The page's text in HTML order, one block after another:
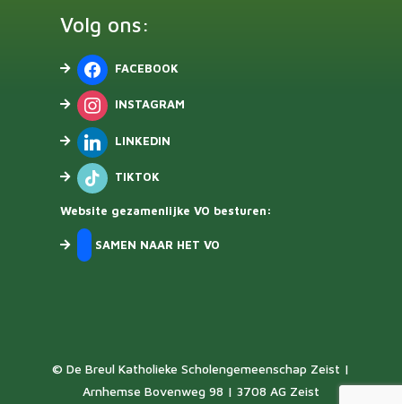
Volg ons:
FACEBOOK
INSTAGRAM
LINKEDIN
TIKTOK
Website gezamenlijke VO besturen:
SAMEN NAAR HET VO
© De Breul Katholieke Scholengemeenschap Zeist |
Arnhemse Bovenweg 98 | 3708 AG Zeist